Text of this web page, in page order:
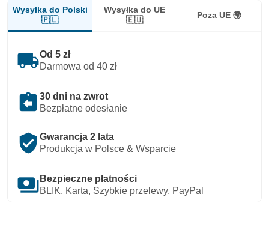
Wysyłka do Polski
🇵🇱
Wysyłka do UE
🇪🇺
Poza UE 🌍
local_shippingOd 5 zł
Darmowa od 40 zł
assignment_return 30 dni na zwrot
Bezpłatne odesłanie
verified_user Gwarancja 2 lata
Produkcja w Polsce & Wsparcie
payments Bezpieczne płatności
BLIK, Karta, Szybkie przelewy, PayPal